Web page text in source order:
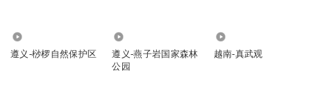
遵义-桫椤自然保护区
遵义-燕子岩国家森林
公园
越南-真武观